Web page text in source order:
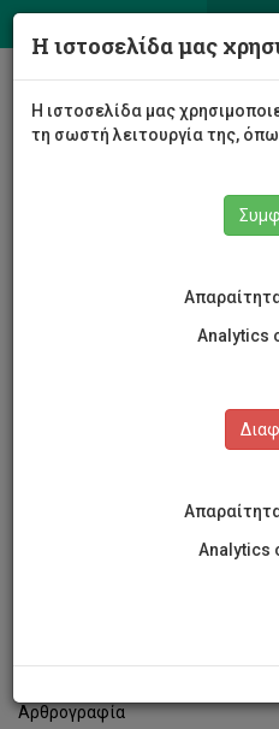
Αρθρογραφία
Η ιστοσελίδα μας
Η ιστοσελίδα μας
τη σωστή λειτουργία της,
Analytics
Analytics